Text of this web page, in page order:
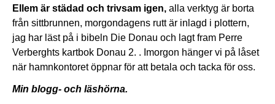
Ellem är städad och trivsam igen, alla verktyg är borta
från sittbrunnen, morgondagens rutt är inlagd i plottern,
jag har läst på i bibeln Die Donau och lagt fram Perre
Verberghts kartbok Donau 2. . Imorgon hänger vi på låset
när hamnkontoret öppnar för att betala och tacka för oss.
Min blogg- och läshörna.